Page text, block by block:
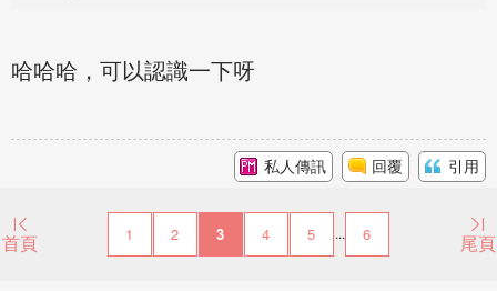
哈哈哈，可以認識一下呀
私人傳訊 回覆 引用
首頁 1 2 3 4 5 ... 6 尾頁